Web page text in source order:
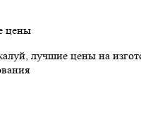
цены
лучшие цены на